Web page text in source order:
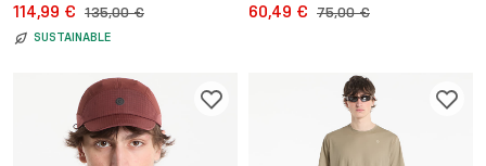
114,99 € 135,00 €
SUSTAINABLE
60,49 € 75,00 €